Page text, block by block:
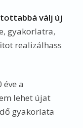
válj új
gyakorlatra,
realizálhass
éve a
lehet újat
gyakorlata